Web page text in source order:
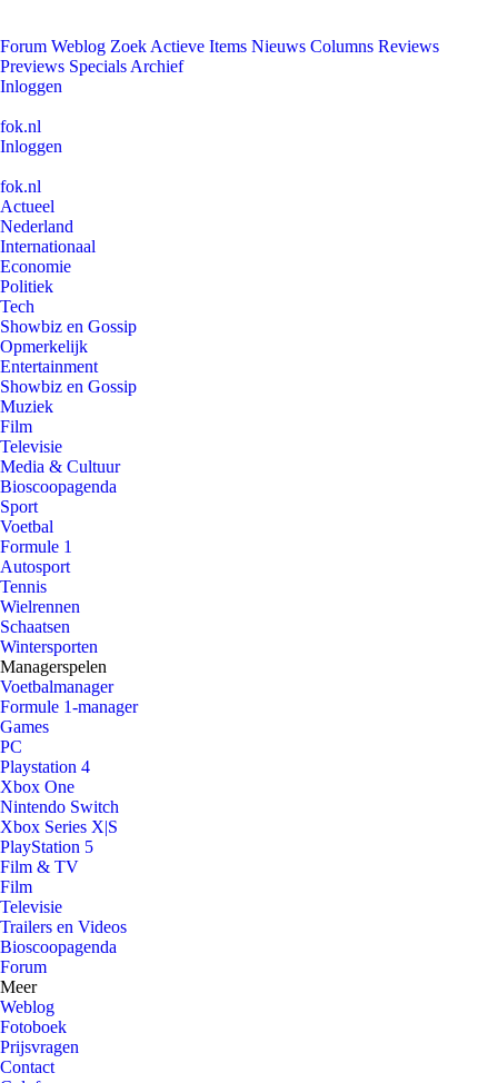
Forum Weblog Zoek Actieve Items Nieuws Columns Reviews
Previews Specials Archief
Inloggen
fok.nl
Inloggen
fok.nl
Actueel
Nederland
Internationaal
Economie
Politiek
Tech
Showbiz en Gossip
Opmerkelijk
Entertainment
Showbiz en Gossip
Muziek
Film
Televisie
Media & Cultuur
Bioscoopagenda
Sport
Voetbal
Formule 1
Autosport
Tennis
Wielrennen
Schaatsen
Wintersporten
Managerspelen
Voetbalmanager
Formule 1-manager
Games
PC
Playstation 4
Xbox One
Nintendo Switch
Xbox Series X|S
PlayStation 5
Film & TV
Film
Televisie
Trailers en Videos
Bioscoopagenda
Forum
Meer
Weblog
Fotoboek
Prijsvragen
Contact